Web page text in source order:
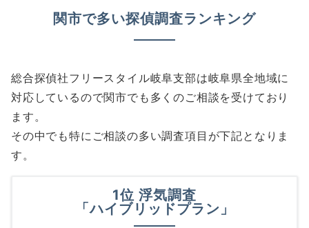
関市で多い探偵調査ランキング
総合探偵社フリースタイル岐阜支部は岐阜県全地域に
対応しているので関市でも多くのご相談を受けており
ます。
その中でも特にご相談の多い調査項目が下記となりま
す。
1位 浮気調査
「ハイブリッドプラン」